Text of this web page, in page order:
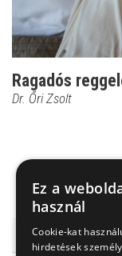
Ragadós
Dr. Őri Zsolt
Vaszary Kolos
Ez a
használ
Cookie-kat
hirdetések